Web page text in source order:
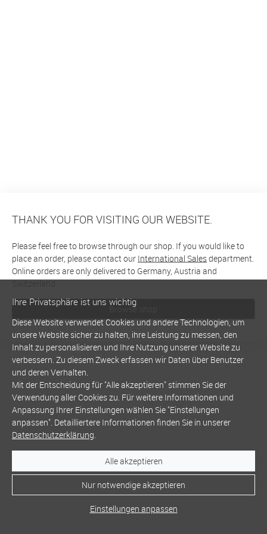
THANK YOU FOR VISITING OUR WEBSITE.
Please feel free to browse through our shop. If you would like to
place an order, please contact our International Salesdepartment.
Online orders are only delivered to Germany, Austria and
Switzerland
Browse shop
Ihre Privatsphäre ist uns wichtig
Diese Website verwendet Cookies und andere Technologien, um
unsere Website sicher zu halten, ihre Leistung zu messen, den
Inhalt zu personalisieren und Ihre Nutzung unserer Website zu
verbessern. Zu diesem Zweck erfassen wir Daten über Benutzer
und deren Verhalten.
Mit der Entscheidung für "Alle akzeptieren" stimmen Sie der
Verwendung aller Cookies zu. Für weitere Informationen und
Anpassung Ihrer Einstellungen wählen Sie "Einstellungen
anpassen". Detailliertere Informationen finden Sie in unserer
Datenschutzerklärung.
Alle akzeptieren
Nur notwendige akzeptieren
Einstellungen anpassen